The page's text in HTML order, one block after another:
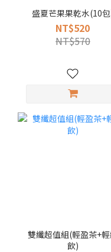
盛夏芒果果乾水(10
NT$520
NT$570
雙纖超值組(輕盈茶+
飲)